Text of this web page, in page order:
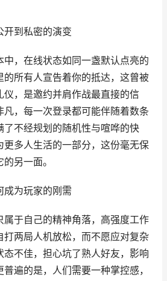
开到私密的演变
，在线状态如同一盏默认点亮的
的所有人宣告着你的抵达，这曾被
仪，是邀约并肩作战最直接的信
凡，每一次登录都可能伴随着数条
了不经规划的随机性与喧哗的快
更多人生活的一部分，这份毫无保
另一面。
成为玩家的刚需
属于自己的精神角落，高强度工作
打两局人机放松，而不愿应对复杂
态不佳，担心坑了熟人好友，影响
遍的是，人们需要一种掌控感，